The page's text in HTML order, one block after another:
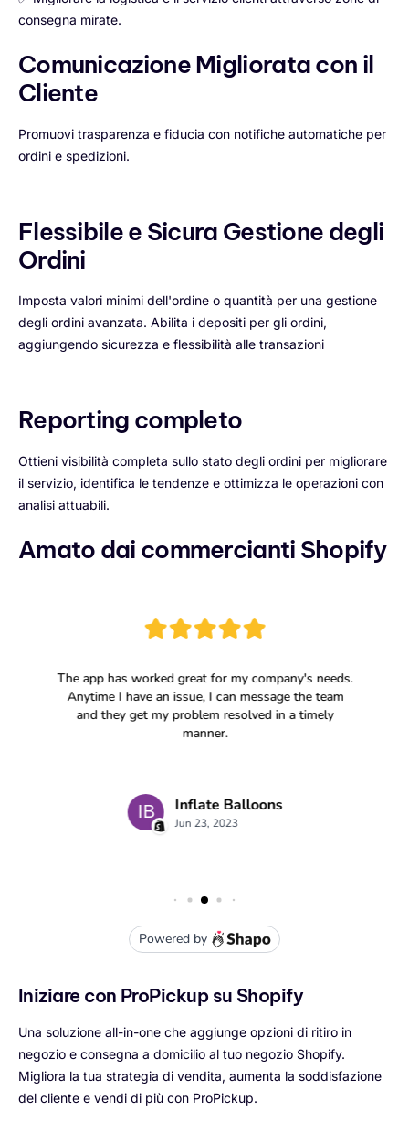
consegna mirate.
Comunicazione Migliorata con il
Cliente
Promuovi trasparenza e fiducia con notifiche automatiche per
ordini e spedizioni.
Flessibile e Sicura Gestione degli
Ordini
Imposta valori minimi dell'ordine o quantità per una gestione
degli ordini avanzata. Abilita i depositi per gli ordini,
aggiungendo sicurezza e flessibilità alle transazioni
Reporting completo
Ottieni visibilità completa sullo stato degli ordini per migliorare
il servizio, identifica le tendenze e ottimizza le operazioni con
analisi attuabili.
Amato dai commercianti Shopify
Iniziare con ProPickup su Shopify
Una soluzione all-in-one che aggiunge opzioni di ritiro in
negozio e consegna a domicilio al tuo negozio Shopify.
Migliora la tua strategia di vendita, aumenta la soddisfazione
del cliente e vendi di più con ProPickup.